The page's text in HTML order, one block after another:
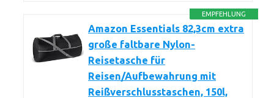
EMPFEHLUNG
Amazon Essentials 82,3cm extra
große faltbare Nylon-
Reisetasche für
Reisen/Aufbewahrung mit
Reißverschlusstaschen, 150l,